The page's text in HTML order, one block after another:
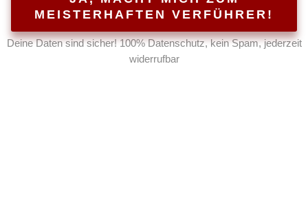
MEISTERHAFTEN VERFÜHRER!
Deine Daten sind sicher! 100% Datenschutz, kein Spam, jederzeit
widerrufbar